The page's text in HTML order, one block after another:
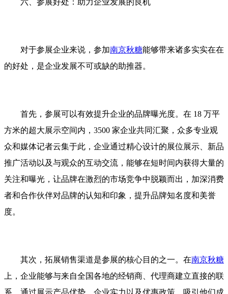
对于参展企业来说，参加南京秋糖能够带来诸多实实在在
的好处，是企业发展不可或缺的助推器。
首先，参展可以有效提升企业的品牌曝光度。在 18 万平
方米的超大展示空间内，3500 家企业共同汇聚，众多专业观
众和媒体记者云集于此，企业通过精心设计的展位展示、新品
推广活动以及与观众的互动交流，能够在短时间内获得大量的
关注和曝光，让品牌在激烈的市场竞争中脱颖而出，加深消费
者和合作伙伴对品牌的认知和印象，提升品牌知名度和美誉
度。
其次，拓展销售渠道是参展的核心目的之一。在南京秋糖
上，企业能够与来自全国各地的经销商、代理商建立直接的联
系，通过展示产品优势、企业实力以及优惠政策，吸引他们成